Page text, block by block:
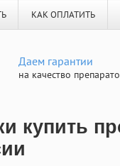
КАК ОПЛАТИТЬ
Даем гарантии
на качество
купить